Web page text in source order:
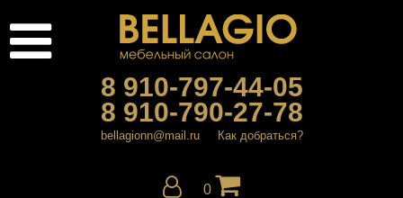
8 910-797-44-05
8 910-790-27-78
bellagionn@mail.ru Как добраться?
0